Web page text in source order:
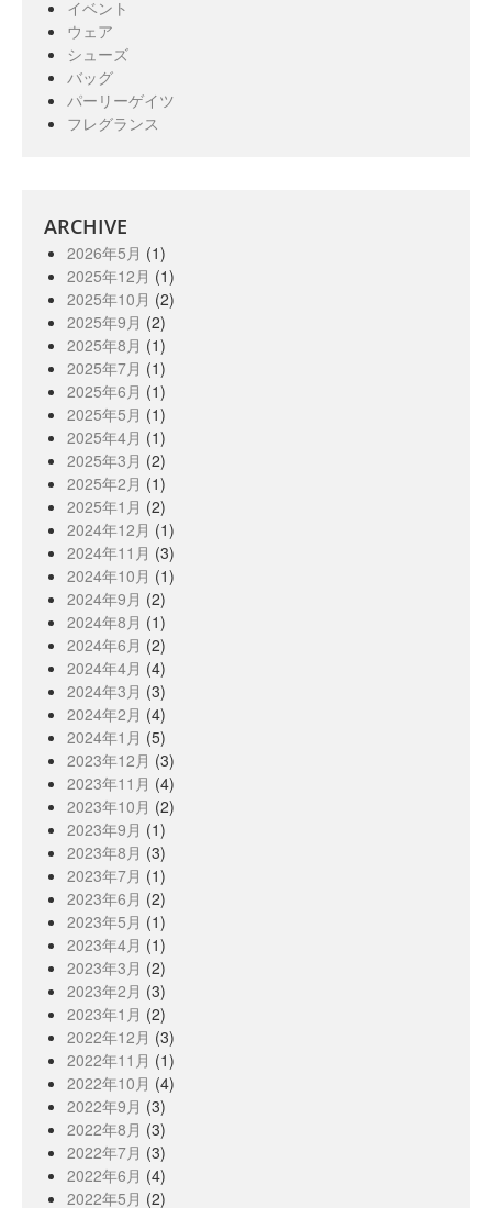
イベント
ウェア
シューズ
バッグ
パーリーゲイツ
フレグランス
ARCHIVE
2026年5月 (1)
2025年12月 (1)
2025年10月 (2)
2025年9月 (2)
2025年8月 (1)
2025年7月 (1)
2025年6月 (1)
2025年5月 (1)
2025年4月 (1)
2025年3月 (2)
2025年2月 (1)
2025年1月 (2)
2024年12月 (1)
2024年11月 (3)
2024年10月 (1)
2024年9月 (2)
2024年8月 (1)
2024年6月 (2)
2024年4月 (4)
2024年3月 (3)
2024年2月 (4)
2024年1月 (5)
2023年12月 (3)
2023年11月 (4)
2023年10月 (2)
2023年9月 (1)
2023年8月 (3)
2023年7月 (1)
2023年6月 (2)
2023年5月 (1)
2023年4月 (1)
2023年3月 (2)
2023年2月 (3)
2023年1月 (2)
2022年12月 (3)
2022年11月 (1)
2022年10月 (4)
2022年9月 (3)
2022年8月 (3)
2022年7月 (3)
2022年6月 (4)
2022年5月 (2)